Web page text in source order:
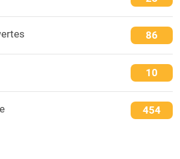
86
10
454